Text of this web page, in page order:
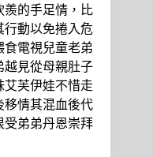
的手足情，比
動以免捲入危
電視兒童老弟
越見從母親肚子
芙伊娃不惜走
移情其混血後代
弟弟丹恩崇拜